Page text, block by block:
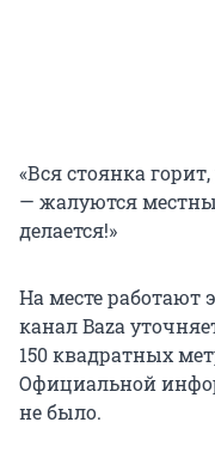
«Вся стоянка
— жалуются
делается!»
На месте работают
канал Baza
150 квадратных
Официальной
не было.